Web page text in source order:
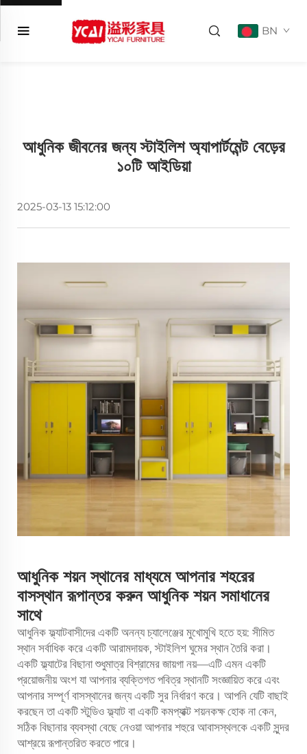
BN
আধুনিক জীবনের জন্য স্টাইলিশ অ্যাপার্টমেন্ট বেড়ের
১০টি আইডিয়া
2025-03-13 15:12:00
আধুনিক শয়ন স্থানের মাধ্যমে আপনার শহরের
বাসস্থান রূপান্তর করুন আধুনিক শয়ন সমাধানের
সাথে
আধুনিক ফ্ল্যাটবাসীদের একটি অনন্য চ্যালেঞ্জের মুখোমুখি হতে হয়: সীমিত
স্থান সর্বাধিক করে একটি আরামদায়ক, স্টাইলিশ ঘুমের স্থান তৈরি করা।
একটি ফ্ল্যাটের বিছানা শুধুমাত্র বিশ্রামের জায়গা নয়—এটি এমন একটি
প্রয়োজনীয় অংশ যা আপনার ব্যক্তিগত পবিত্র স্থানটি সংজ্ঞায়িত করে এবং
আপনার সম্পূর্ণ বাসস্থানের জন্য একটি সুর নির্ধারণ করে। আপনি যেটি বাছাই
করছেন তা একটি স্টুডিও ফ্ল্যাট বা একটি কমপ্যাক্ট শয়নকক্ষ হোক না কেন,
সঠিক বিছানার ব্যবস্থা বেছে নেওয়া আপনার শহুরে আবাসস্থলকে একটি সুন্দর
আশ্রয়ে রূপান্তরিত করতে পারে।